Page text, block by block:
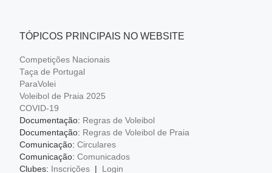
TÓPICOS PRINCIPAIS NO WEBSITE
Competições Nacionais
Taça de Portugal
ParaVolei
Voleibol de Praia 2025
COVID-19
Documentação: Regras de Voleibol
Documentação: Regras de Voleibol de Praia
Comunicação: Circulares
Comunicação: Comunicados
Clubes: Inscrições| Login